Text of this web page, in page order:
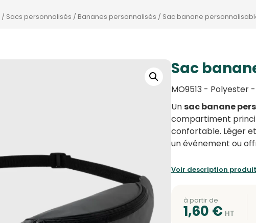
/ Sacs personnalisés /Bananes personnalisés / Sac banane
Sac
MO9513 - Polyester
Unsac banane
compartiment
confortable. Léger
un événement ou
Voir description produit
à partir de
1,60 €